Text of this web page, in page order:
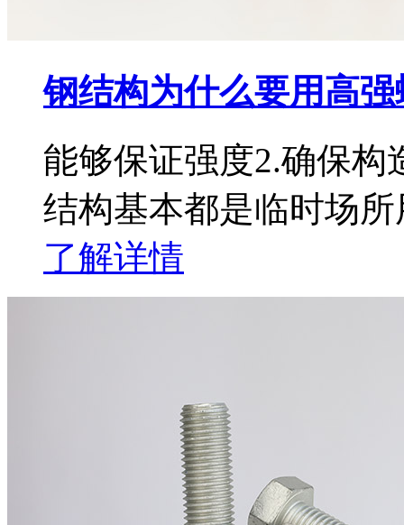
钢结构为什么要用高强
能够保证强度2.确保构
结构基本都是临时场
了解详情